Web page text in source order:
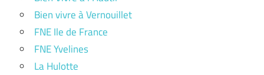
Bien vivre à Vernouillet
FNE Ile de France
FNE Yvelines
La Hulotte